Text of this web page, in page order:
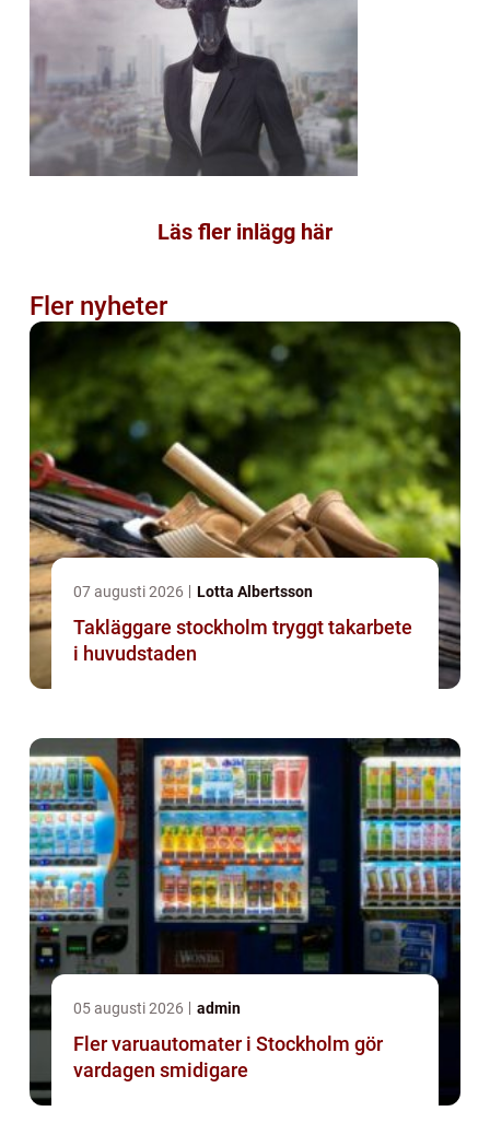
Läs fler inlägg här
Fler nyheter
07 augusti 2026 Lotta Albertsson
Takläggare stockholm tryggt takarbete
i huvudstaden
05 augusti 2026 admin
Fler varuautomater i Stockholm gör
vardagen smidigare